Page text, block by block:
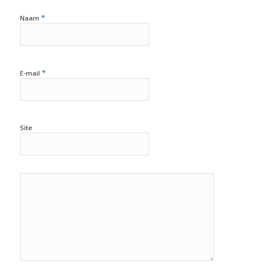
Naam *
E-mail *
Site